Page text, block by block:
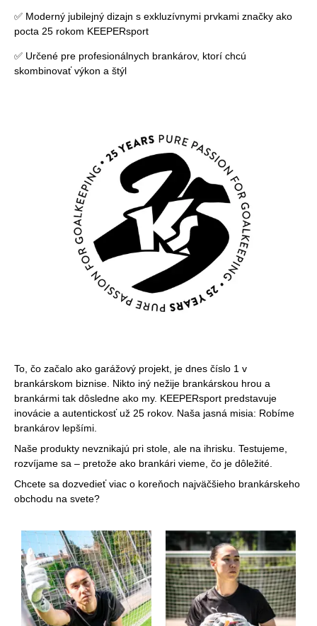
✅ Moderný jubilejný dizajn s exkluzívnymi prvkami značky ako
pocta 25 rokom KEEPERsport
✅ Určené pre profesionálnych brankárov, ktorí chcú
skombinovať výkon a štýl
To, čo začalo ako garážový projekt, je dnes číslo 1 v
brankárskom biznise. Nikto iný nežije brankárskou hrou a
brankármi tak dôsledne ako my. KEEPERsport predstavuje
inovácie a autentickosť už 25 rokov. Naša jasná misia: Robíme
brankárov lepšími.
Naše produkty nevznikajú pri stole, ale na ihrisku. Testujeme,
rozvíjame sa – pretože ako brankári vieme, čo je dôležité.
Chcete sa dozvedieť viac o koreňoch najväčšieho brankárskeho
obchodu na svete?